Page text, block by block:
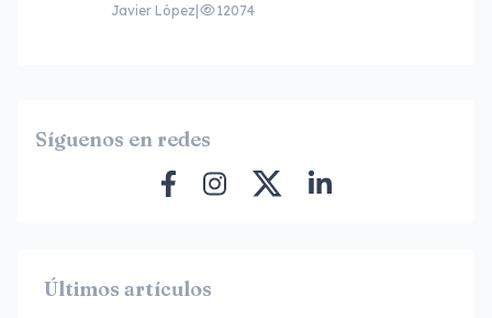
Javier López 12074
Síguenos en redes
Últimos artículos